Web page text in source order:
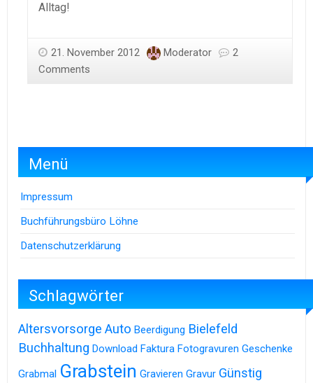
Alltag!
21. November 2012 Moderator
2
Comments
Menü
Impressum
Buchführungsbüro Löhne
Datenschutzerklärung
Schlagwörter
Altersvorsorge Auto Beerdigung Bielefeld
Buchhaltung Download Faktura Fotogravuren Geschenke
Grabmal Grabstein Gravieren Gravur Günstig